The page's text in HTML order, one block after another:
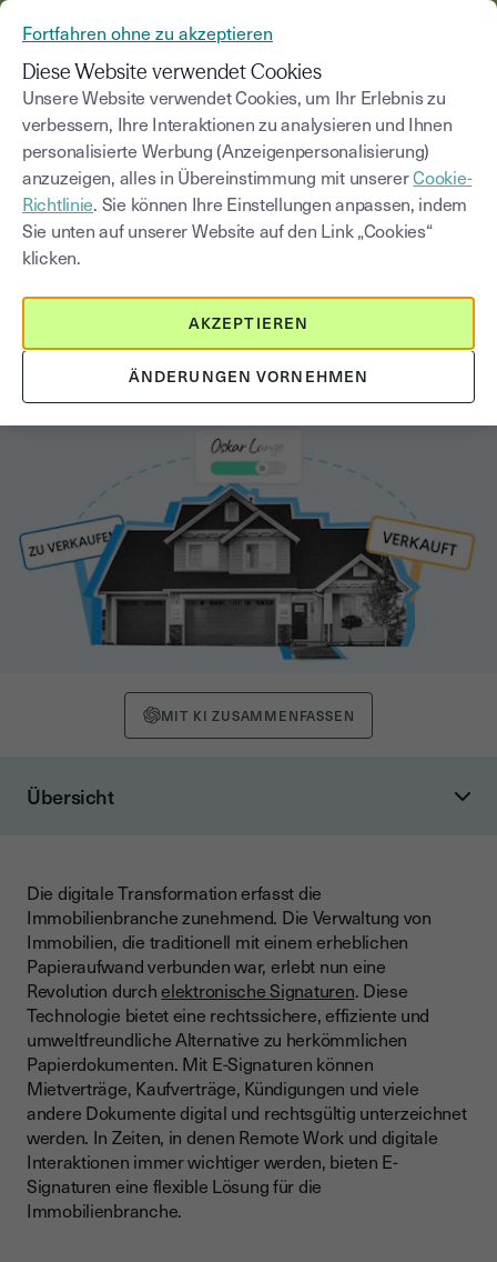
Blog
Kategorie auswählen Saisissez un terme
Elektronische Signaturen in der
Immobilien-Verwaltung
MIT KI ZUSAMMENFASSEN
Übersicht
Welche Form wird gesetzlich für ein Dokument
vorgeschrieben?
Welche Signaturebene sollte für den jeweiligen
Anwendungsfall genutzt werden?
Welche weiteren Einsatzszenarien für elektronische
Signaturen sind denkbar?
Was ist wichtig zu beachten?
Die digitale Transformation erfasst die
Immobilienbranche zunehmend. Die Verwaltung von
Immobilien, die traditionell mit einem erheblichen
Papieraufwand verbunden war, erlebt nun eine
Revolution durchelektronische Signaturen. Diese
Technologie bietet eine rechtssichere, effiziente und
umweltfreundliche Alternative zu herkömmlichen
Papierdokumenten. Mit E-Signaturen können
Mietverträge, Kaufverträge, Kündigungen und viele
andere Dokumente digital und rechtsgültig unterzeichnet
werden. In Zeiten, in denen Remote Work und digitale
Interaktionen immer wichtiger werden, bieten E-
Signaturen eine flexible Lösung für die
Immobilienbranche.
Fortfahren ohne zu akzeptieren
Diese Website verwendet Cookies
Unsere Website verwendet Cookies, um Ihr Erlebnis zu
verbessern, Ihre Interaktionen zu analysieren und Ihnen
personalisierte Werbung (Anzeigenpersonalisierung)
anzuzeigen, alles in Übereinstimmung mit unsererCookie-
Richtlinie. Sie können Ihre Einstellungen anpassen, indem
Sie unten auf unserer Website auf den Link „Cookies“
klicken.
ÄNDERUNGEN VORNEHMEN
AKZEPTIEREN